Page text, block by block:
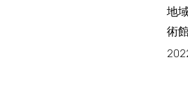
地
術館